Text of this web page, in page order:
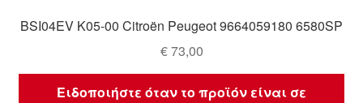
BSI04EV K05-00 Citroën Peugeot 9664059180 6580SP
€73,00
Ειδοποιήστε όταν το προϊόν είναι σε